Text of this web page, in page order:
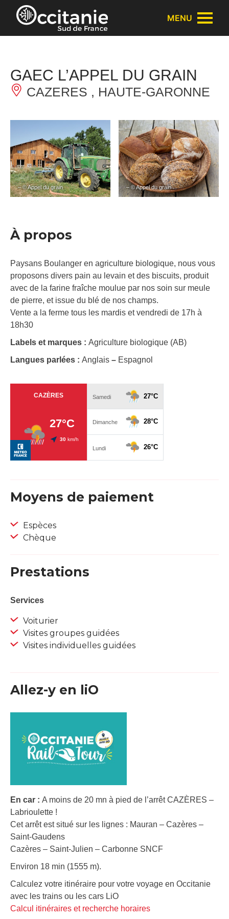
Panneau de gestion des cookies
MENU
GAEC L’APPEL DU GRAIN
CAZERES , HAUTE-GARONNE
– © Appel du grain – © Appel du grain
À propos
Paysans Boulanger en agriculture biologique, nous vous
proposons divers pain au levain et des biscuits, produit
avec de la farine fraîche moulue par nos soin sur meule
de pierre, et issue du blé de nos champs.
Vente a la ferme tous les mardis et vendredi de 17h à
18h30
Labels et marques : Agriculture biologique (AB)
Langues parlées : Anglais – Espagnol
Moyens de paiement
Espèces
Chèque
Prestations
Services
Voiturier
Visites groupes guidées
Visites individuelles guidées
Allez-y en liO
En car : A moins de 20 mn à pied de l’arrêt CAZÈRES –
Labrioulette !
Cet arrêt est situé sur les lignes : Mauran – Cazères –
Saint-Gaudens
Cazères – Saint-Julien – Carbonne SNCF
Environ 18 min (1555 m).
Calculez votre itinéraire pour votre voyage en Occitanie
avec les trains ou les cars LiO
Calcul itinéraires et recherche horaires